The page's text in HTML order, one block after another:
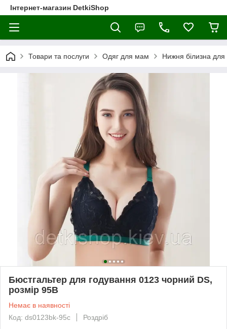
Інтернет-магазин DetkiShop
Товари та послуги Одяг для мам Нижня білизна для
Бюстгальтер для годування 0123 чорний DS,
розмір 95B
Немає в наявності
Код: ds0123bk-95c
Роздріб